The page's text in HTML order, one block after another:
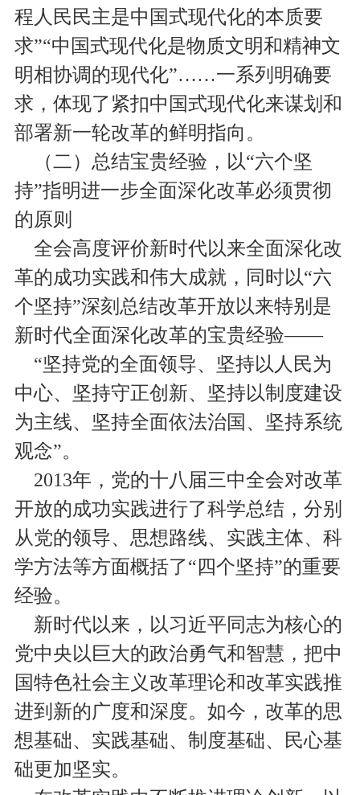
程人民民主是中国式现代化的本质要
求”“中国式现代化是物质文明和精神文
明相协调的现代化”……一系列明确要
求，体现了紧扣中国式现代化来谋划和
部署新一轮改革的鲜明指向。
（二）总结宝贵经验，以“六个坚
持”指明进一步全面深化改革必须贯彻
的原则
全会高度评价新时代以来全面深化改
革的成功实践和伟大成就，同时以“六
个坚持”深刻总结改革开放以来特别是
新时代全面深化改革的宝贵经验——
“坚持党的全面领导、坚持以人民为
中心、坚持守正创新、坚持以制度建设
为主线、坚持全面依法治国、坚持系统
观念”。
2013年，党的十八届三中全会对改革
开放的成功实践进行了科学总结，分别
从党的领导、思想路线、实践主体、科
学方法等方面概括了“四个坚持”的重要
经验。
新时代以来，以习近平同志为核心的
党中央以巨大的政治勇气和智慧，把中
国特色社会主义改革理论和改革实践推
进到新的广度和深度。如今，改革的思
想基础、实践基础、制度基础、民心基
础更加坚实。